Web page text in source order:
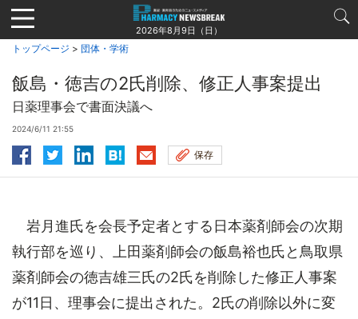
Jump
to
navigation
2026年8月9日（日）
トップページ > 団体・学術
飯島・徳吉の2氏削除、修正人事案提出
日薬理事会で書面決議へ
2024/6/11 21:55
保存
岩月進氏を会長予定者とする日本薬剤師会の次期
執行部を巡り、上田薬剤師会の飯島裕也氏と鳥取県
薬剤師会の徳吉雄三氏の2氏を削除した修正人事案
が11日、理事会に提出された。2氏の削除以外に変